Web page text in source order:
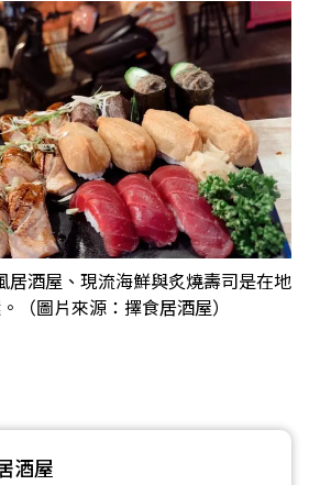
酒屋、現流海鮮與炙燒壽司是在地
（圖片來源：擇食居酒屋）
酒屋